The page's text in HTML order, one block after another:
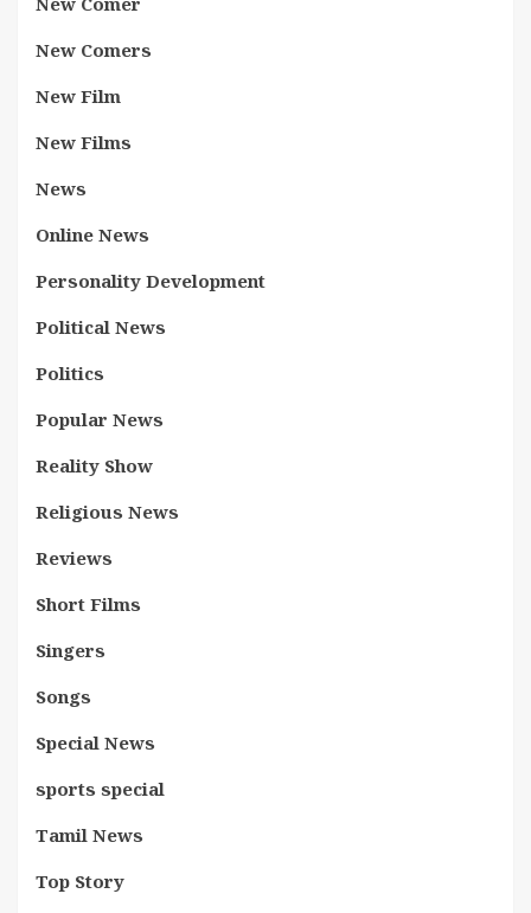
New Comers
New Film
New Films
News
Online News
Personality Development
Political News
Politics
Popular News
Reality Show
Religious News
Reviews
Short Films
Singers
Songs
Special News
sports special
Tamil News
Top Story